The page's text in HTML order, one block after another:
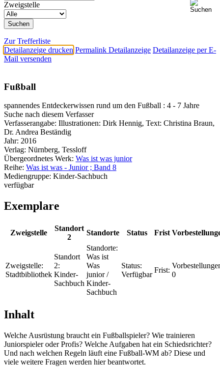
Zweigstelle
Zur Trefferliste
Detailanzeige drucken Permalink Detailanzeige Detailanzeige per E-
Mail versenden
Fußball
spannendes Entdeckerwissen rund um den Fußball : 4 - 7 Jahre
Suche nach diesem Verfasser
Verfasserangabe: Illustrationen: Dirk Hennig, Text: Christina Braun,
Dr. Andrea Beständig
Jahr: 2016
Verlag: Nürnberg, Tessloff
Übergeordnetes Werk: Was ist was junior
Reihe: Was ist was - Junior ; Band 8
Mediengruppe: Kinder-Sachbuch
verfügbar
Exemplare
Zweigstelle
Standort
2
Standorte Status Frist
Zweigstelle:
Stadtbibliothek
Standort
2:
Kinder-
Sachbuch
Standorte:
Was ist
Was
junior /
Kinder-
Sachbuch
Status:
Verfügbar
Frist:
0
Inhalt
Welche Ausrüstung braucht ein Fußballspieler? Wie trainieren
Juniorspieler oder Profis? Welche Aufgaben hat ein Schiedsrichter?
Und nach welchen Regeln läuft eine Fußball-WM ab? Diese und
viele weitere Fragen werden hier beantwortet.